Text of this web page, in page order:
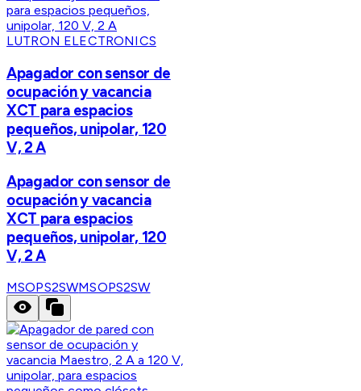
LUTRON ELECTRONICS
Apagador con sensor de
ocupación y vacancia
XCT para espacios
pequeños, unipolar, 120
V, 2 A
Apagador con sensor de
ocupación y vacancia
XCT para espacios
pequeños, unipolar, 120
V, 2 A
MSOPS2SWMSOPS2SW